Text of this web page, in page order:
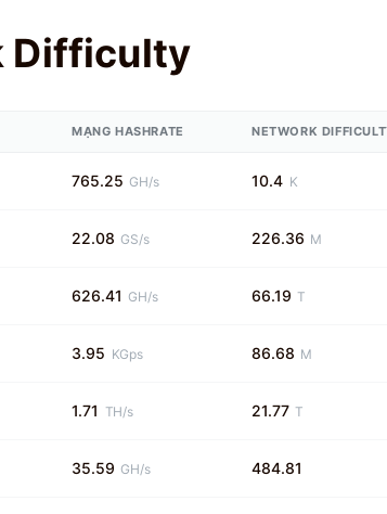
Difficulty
MẠNG HASHRATE NETWORK
765.25 GH/s 10.4 K
22.08 GS/s 226.36 M
626.41 GH/s 66.19 T
3.95 KGps 86.68 M
1.71 TH/s 21.77 T
35.59 GH/s 484.81